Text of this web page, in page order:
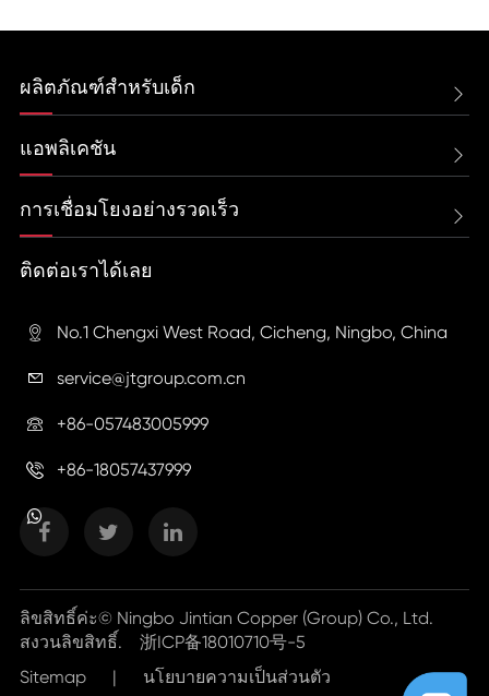
ผลิตภัณฑ์สำหรับเด็ก 
แอพลิเคชัน 
การเชื่อมโยงอย่างรวดเร็ว 
ติดต่อเราได้เลย
 No.1 Chengxi West Road, Cicheng, Ningbo, China
 service@jtgroup.com.cn
 +86-057483005999
 +86-18057437999
ลิขสิทธิ์ค่ะ© Ningbo Jintian Copper (Group) Co., Ltd.
สงวนลิขสิทธิ์. 浙ICP备18010710号-5
Sitemap
| นโยบายความเป็นส่วนตัว